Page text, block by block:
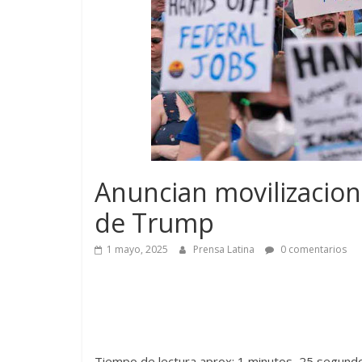
Anuncian
de Trump
1 mayo, 2025 Prensa Latina 0 comentarios